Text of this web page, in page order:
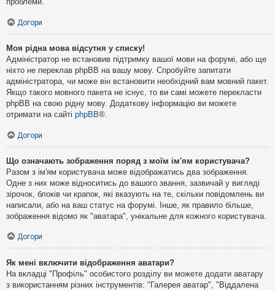
Догори
Моя рідна мова відсутня у списку!
Адміністратор не встановив підтримку вашої мови на форумі, або ще
ніхто не переклав phpBB на вашу мову. Спробуйте запитати
адміністратора, чи може він встановити необхідний вам мовний пакет.
Якщо такого мовного пакета не існує, то ви самі можете перекласти
phpBB на свою рідну мову. Додаткову інформацію ви можете
отримати на сайті phpBB®.
Догори
Що означають зображення поряд з моїм ім'ям користувача?
Разом з ім'ям користувача може відображатись два зображення.
Одне з них може відноситись до вашого звання, зазвичай у вигляді
зірочок, блоків чи крапок, які вказують на те, скільки повідомлень ви
написали, або на ваш статус на форумі. Інше, як правило більше,
зображення відомо як "аватара", унікальне для кожного користувача.
Догори
Як мені включити відображення аватари?
На вкладці "Профіль" особистого розділу ви можете додати аватару
з використанням різних інструментів: "Галерея аватар", "Віддалена